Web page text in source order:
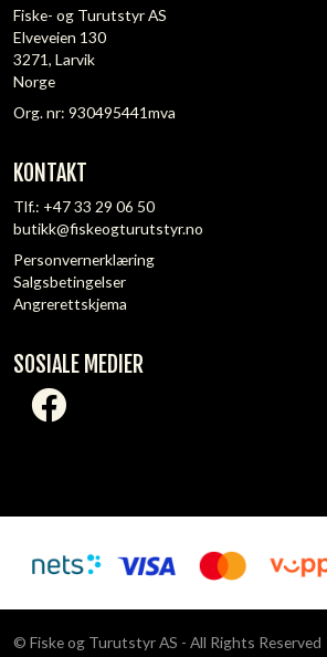
Fiske- og Turutstyr AS
Elveveien 130
3271, Larvik
Norge
Org. nr: 930495441mva
KONTAKT
Tlf.: +47 33 29 06 50
butikk@fiskeogturutstyr.no
Personvernerklæring
Salgsbetingelser
Angrerettskjema
SOSIALE MEDIER
© Fiske og Turutstyr AS - All Rights Reserved